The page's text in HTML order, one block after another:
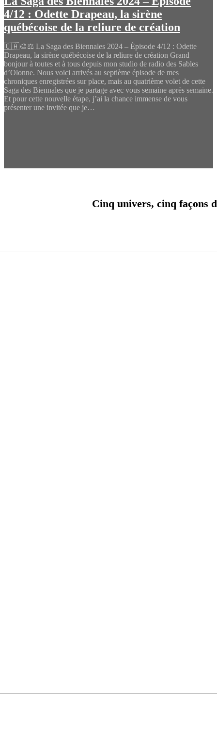
4/12 : Odette Drapeau, la sirène
québécoise de la reliure de création
🇨🇦🎨⚖️ La Saga des Biennales 2024 – Épisode 4/12 : Odette
Drapeau, la sirène québécoise de la reliure de création Grand
bonjour à toutes et à tous depuis mon studio de radio des Sables
d’Olonne. Nous voici arrivés au septième épisode de mes
chroniques enregistrées sur place, mais au quatrième volet de cette
Saga des Biennales que je partage avec vous semaine après semaine.
Et pour cette nouvelle étape, j’ai la chance immense de vous
présenter une invitée que je…
Cinq univers, cinq façons